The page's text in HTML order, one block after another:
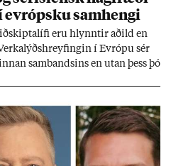
sam­hengi
eru hlynnt­ir að­ild en
í Evr­ópu sér
sam­bands­ins en ut­an þess þó
fær að segja sitt álit inn­an